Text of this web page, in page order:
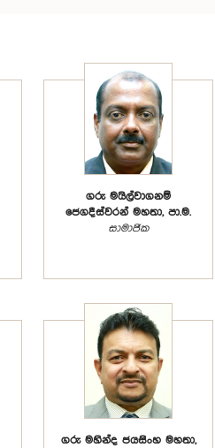
ගරු මයිල්වාගනම්
ජෙගදීස්වරන් මහතා, පා.ම.
සාමාජික
ගරු මහින්ද ජයසිංහ මහතා,